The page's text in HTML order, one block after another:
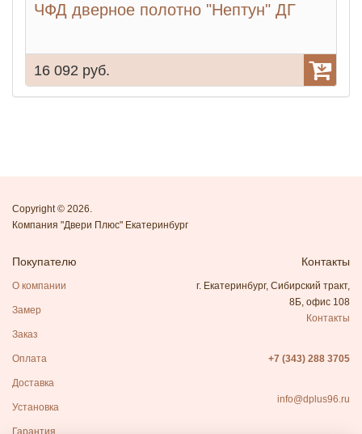
ЧФД дверное полотно "Нептун" ДГ
16 092 руб.
Copyright © 2026.
Компания "Двери Плюс" Екатеринбург
Покупателю
О компании
Замер
Заказ
Оплата
Доставка
Установка
Гарантия
Контакты
г. Екатеринбург, Сибирский тракт,
8Б, офис 108
Контакты
+7 (343) 288 3705
info@dplus96.ru